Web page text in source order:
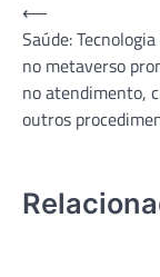
Navegação
de
Post
⟵
Saúde:
no metaverso
no atendimento,
outros